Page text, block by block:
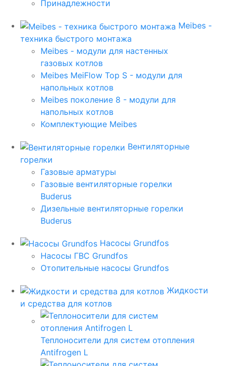
Принадлежности
Meibes -
техника быстрого монтажа
Meibes - модули для настенных
газовых котлов
Meibes MeiFlow Top S - модули для
напольных котлов
Meibes поколение 8 - модули для
напольных котлов
Комплектующие Meibes
Вентиляторные
горелки
Газовые арматуры
Газовые вентиляторные горелки
Buderus
Дизельные вентиляторные горелки
Buderus
Насосы Grundfos
Насосы ГВС Grundfos
Отопительные насосы Grundfos
Жидкости
и средства для котлов
Теплоносители для систем отопления
Antifrogen L